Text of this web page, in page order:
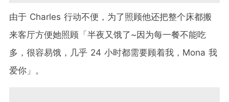
由于 Charles 行动不便，为了照顾他还把整个床都搬
来客厅方便她照顾「半夜又饿了~因为每一餐不能吃
多，很容易饿，几乎 24 小时都需要顾着我，Mona 我
爱你」。